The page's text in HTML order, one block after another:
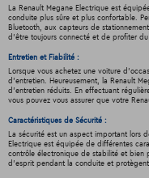
La Renault Megane Electrique est
conduite plus sûre et plus confortable.
Bluetooth, aux capteurs de
d'être toujours connecté et de profiter
Entretien et Fiabilité :
Lorsque vous achetez une voiture
d'entretien. Heureusement, la Renault
d'entretien réduits. En effectuant
vous pouvez vous assurer que votre
Caractéristiques de Sécurité :
La sécurité est un aspect important lors
Electrique est équipée de différentes
contrôle électronique de stabilité et bien
d'esprit pendant la conduite et